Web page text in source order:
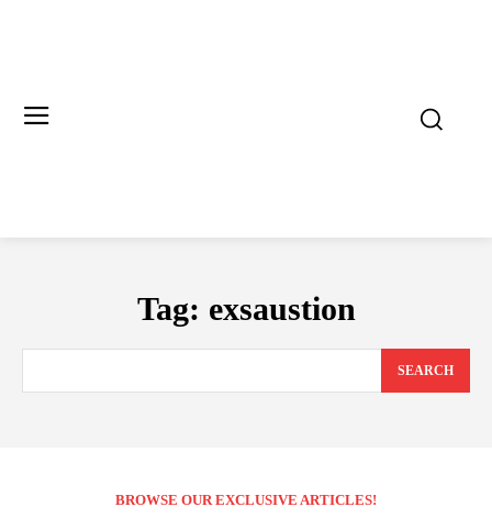
Tag: exsaustion
SEARCH
BROWSE OUR EXCLUSIVE ARTICLES!